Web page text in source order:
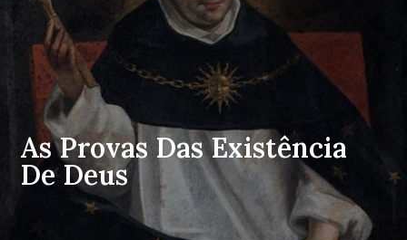
As Provas Das Existência
De Deus